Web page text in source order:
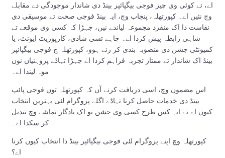
اے، تے کوئی وی چیز فوجی بیگپائپر بینڈ دی شاندار موجودگی دے مقابلے
وچ نئیں اے۔ کپورتھلہ، پنجاب وچ، ایہ بینڈ فوجی صحت تے موسیقی دی
نفاست دا اک منفرد مجموعہ لیاندے نیں، جہڑا کہ کسی وی موقعے تے
شاہی رابطہ پیش کردا اے۔ چاہے تسی شادی، کارپوریٹ ایونٹ، یا
کمیونٹی جشن دی منصوبہ بندی کر رئے ہوو، کپورتھلہ چ فوجی بیگپائپر
بینڈ اک شاندار تے ممتاز تجربہ فراہم کردا اے جہڑا تہاڈے پروہنیاں نوں
موہ لیندا اے۔
اس مضمون وچ، اسی دریافت کرنے آں کہ کپورتھلہ توں فوجی پائپ
بینڈ دی خدمات حاصل کرنا تہاڈے اگلے پروگرام لئی بہترین انتخاب
کیوں اے تے ایہ کس طرح کسی وی جشن نو اک یادگار تماشے وچ تبدیل
کر سکدا اے۔
کپورتھلہ وچ اپنے پروگرام لئی فوجی بیگپائپر بینڈ دا انتخاب کیوں کرنا
اے؟